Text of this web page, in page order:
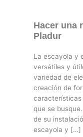
Hacer una
Pladur
La escayola y
versátiles y
variedad de
creación de
características
que se
de su
escayola y […]